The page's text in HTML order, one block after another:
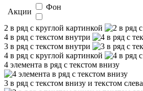
Акции
Фон
2 в ряд с круглой картинкой
4 в ряд с текстом внутри
3 в ряд с текстом внутри
4 в ряд с круглой картинкой
4 элемента в ряд с текстом внизу
3 в ряд с текстом внизу и текстом слева